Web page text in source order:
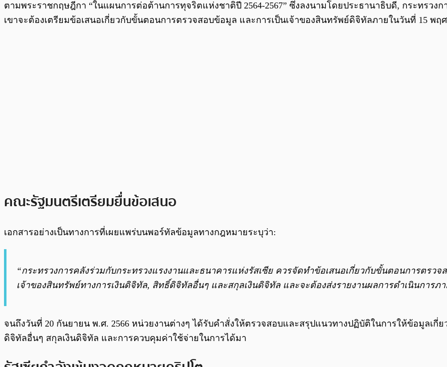
ตามพระราชกฤษฎีกา “ในแผนการต่อต้านการทุจริตแห่งชาติปี 2564-2567” ซึ่งลงนามโดยประธานาธิบดี, กระทรวง
เขาจะต้องเตรียมข้อเสนอเกี่ยวกับขั้นตอนการตรวจสอบข้อมูล และการเป็นเจ้าของสินทรัพย์ดิจิทัลภายในวันที่ 15 พฤ
คณะรัฐมนตรีเตรียมยื่นข้อเสนอ
เอกสารอย่างเป็นทางการที่เผยแพร่บนพอร์ทัลข้อมูลทางกฎหมายระบุว่า:
“กระทรวงการคลังร่วมกับกระทรวงแรงงานและธนาคารแห่งรัสเซีย ควรจัดทำข้อเสนอเกี่ยวกับขั้นตอนการตร
เจ้าของสินทรัพย์ทางการเงินดิจิทัล, สิทธิ์ดิจิทัลอื่นๆ และสกุลเงินดิจิทัล และจะต้องส่งรายงานผลการดำเนินการภ
จนถึงวันที่ 20 กันยายน พ.ศ. 2566 หน่วยงานต่างๆ ได้รับคำสั่งให้ตรวจสอบและสรุปแนวทางปฏิบัติในการให้ข้อมูลเกี่
ดิจิทัลอื่นๆ สกุลเงินดิจิทัล และการควบคุมค่าใช้จ่ายในการได้มา